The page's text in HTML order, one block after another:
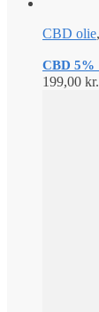
CBD olie,
CBD 5%
199,00 kr.